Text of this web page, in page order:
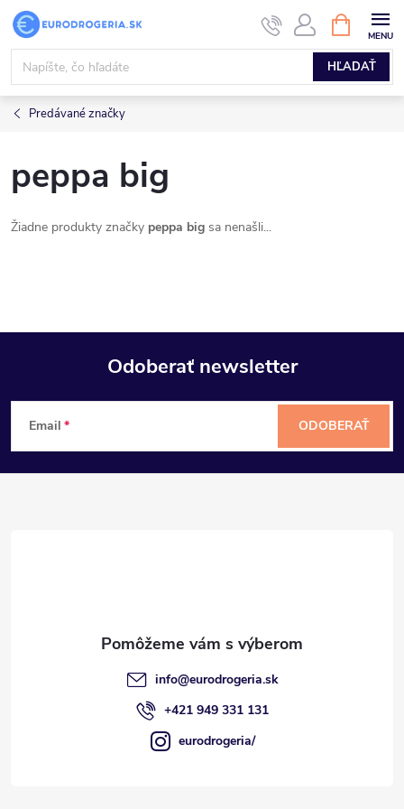
Prejsť
obsah
HĽADAŤ
KOŠÍK
Predávané značky
peppa big
Žiadne produkty značky peppa big sa nenašli...
Z
á
Odoberať newsletter
Email ODOBERAŤ
info@eurodrogeria.sk
+421 949 331 131
eurodrogeria/